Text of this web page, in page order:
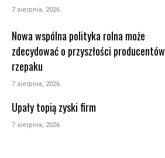
7 sierpnia, 2026
Nowa wspólna polityka rolna może
zdecydować o przyszłości producentów
rzepaku
7 sierpnia, 2026
Upały topią zyski firm
7 sierpnia, 2026